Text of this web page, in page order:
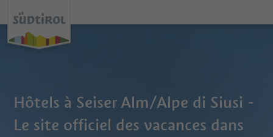
Hôtels à Seiser Alm/Alpe di Siusi -
Le site officiel des vacances dans